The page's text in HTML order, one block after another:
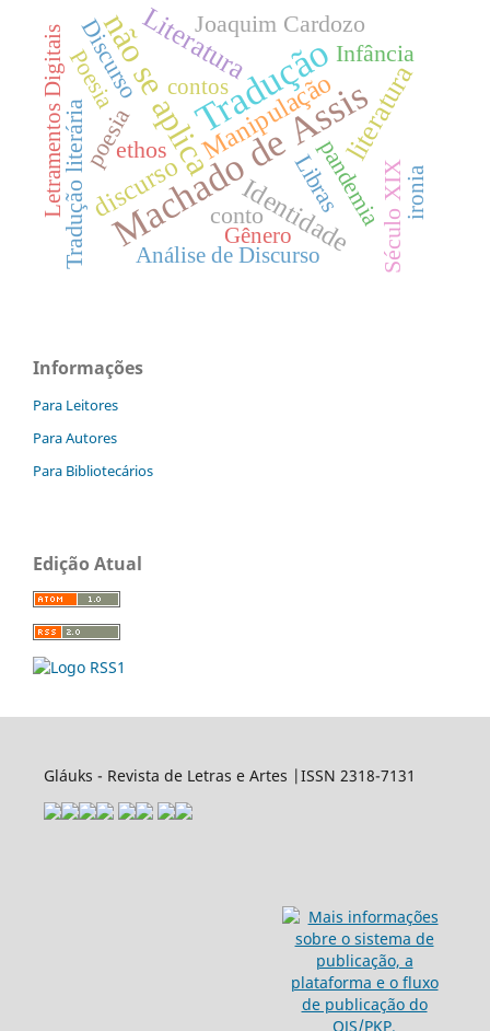
Machado de Assis
Tradução
não se aplica literatura
Literatura
Manipulação
discurso Identidade
Joaquim Cardozo
Tradução literária conto
Infância
ethos
Libras
poesia pandemiaSéculo XIX
Discurso
Poesia
Letramentos Digitais
Análise de Discurso
contos
Gênero
ironia
Informações
Para Leitores
Para Autores
Para Bibliotecários
Edição Atual
Gláuks - Revista de Letras e Artes |ISSN 2318-7131